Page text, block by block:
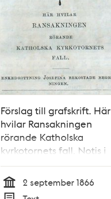
Förslag till grafskrift. Här
hvilar Ransakningen
rörande Katholska
kyrkotornets fall. Notis i
<i>Söndags-Nisse –
Illustreradt Veckoblad för
Skämt, Humor och
Tid
2 september 1866